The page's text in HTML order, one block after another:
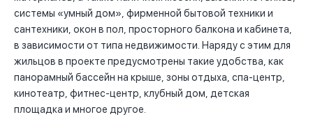
системы «умный дом», фирменной бытовой техники и
сантехники, окон в пол, просторного балкона и кабинета,
в зависимости от типа недвижимости. Наряду с этим для
жильцов в проекте предусмотрены такие удобства, как
панорамный бассейн на крыше, зоны отдыха, спа-центр,
кинотеатр, фитнес-центр, клубный дом, детская
площадка и многое другое.